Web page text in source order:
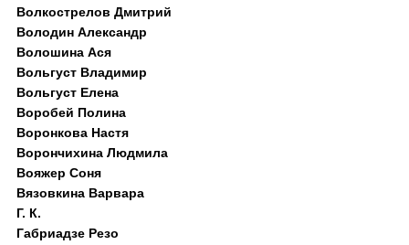
Волкострелов Дмитрий
Володин Александр
Волошина Ася
Вольгуст Владимир
Вольгуст Елена
Воробей Полина
Воронкова Настя
Ворончихина Людмила
Вояжер Соня
Вязовкина Варвара
Г. К.
Габриадзе Резо